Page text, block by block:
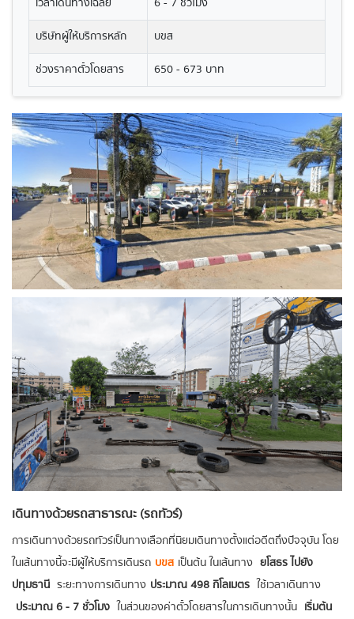
เดินทางด้วยรถสาธารณะ (รถทัวร์)
การเดินทางด้วยรถทัวร์เป็นทางเลือกที่นิยมเดินทางตั้งแต่อดีตถึงปัจจุบัน โดย
ในเส้นทางนี้จะมีผู้ให้บริการเดินรถ บขส เป็นต้น ในเส้นทาง ยโสธร ไปยัง
ปทุมธานี ระยะทางการเดินทาง ประมาณ 498 กิโลเมตร ใช้เวลาเดินทาง
ประมาณ 6 - 7 ชั่วโมง ในส่วนของค่าตั๋วโดยสารในการเดินทางนั้น เริ่มต้น
บริษัทผู้ให้บริการหลัก
บขส
ช่วงราคาตั๋วโดยสาร
650 - 673 บาท